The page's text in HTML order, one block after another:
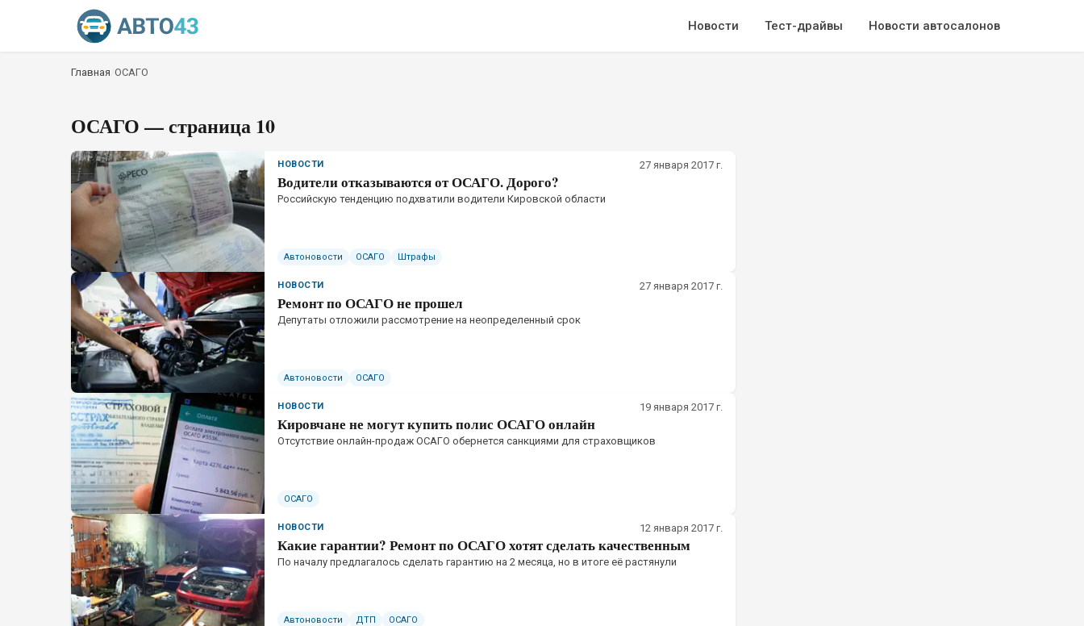
Новости Тест-драйвы Новости автосалонов
Главная ОСАГО
ОСАГО — страница 10
НОВОСТИ 27 января 2017 г.
Водители отказываются от ОСАГО. Дорого?
Российскую тенденцию подхватили водители Кировской области
Автоновости ОСАГО Штрафы
НОВОСТИ 27 января 2017 г.
Ремонт по ОСАГО не прошел
Депутаты отложили рассмотрение на неопределенный срок
Автоновости ОСАГО
НОВОСТИ 19 января 2017 г.
Кировчане не могут купить полис ОСАГО онлайн
Отсутствие онлайн-продаж ОСАГО обернется санкциями для страховщиков
ОСАГО
НОВОСТИ 12 января 2017 г.
Какие гарантии? Ремонт по ОСАГО хотят сделать качественным
По началу предлагалось сделать гарантию на 2 месяца, но в итоге её растянули
Автоновости ДТП ОСАГО